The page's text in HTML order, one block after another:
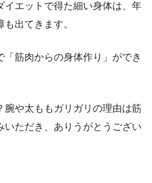
イエットで得た細い身体は、年
出てきます。
「筋肉からの身体作り」ができ
腕や太ももガリガリの理由は筋
いただき、ありうがとうござい